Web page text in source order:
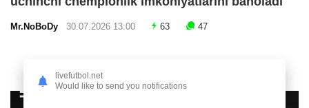
Mr.NoBoDy 30.07.2026 13:00 63 47
livefutbol.net
Would like to send you notifications